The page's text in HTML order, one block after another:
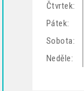
Čtvrtek:
Pátek:
Sobota:
Neděle: